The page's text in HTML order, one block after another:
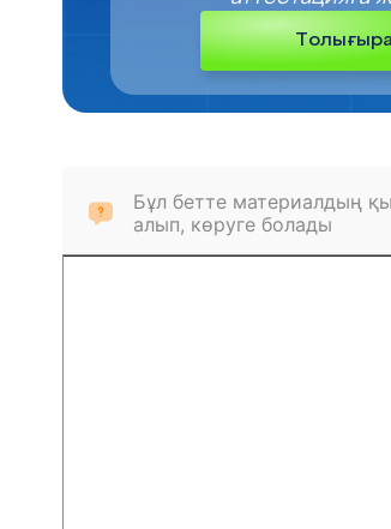
Бұл бетте материалдың
алып, көруге болады